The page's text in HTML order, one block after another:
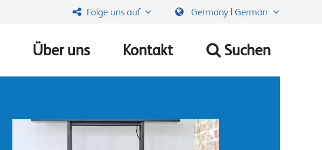
Folge uns auf Germany | German
Über uns Kontakt Suchen